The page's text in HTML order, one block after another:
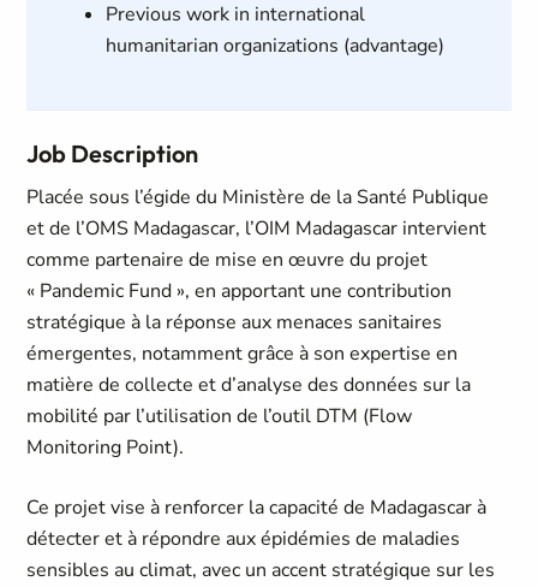
Previous work in international
humanitarian organizations (advantage)
Job Description
Placée sous l’égide du Ministère de la Santé Publique
et de l’OMS Madagascar, l’OIM Madagascar intervient
comme partenaire de mise en œuvre du projet
« Pandemic Fund », en apportant une contribution
stratégique à la réponse aux menaces sanitaires
émergentes, notamment grâce à son expertise en
matière de collecte et d’analyse des données sur la
mobilité par l’utilisation de l’outil DTM (Flow
Monitoring Point).
Ce projet vise à renforcer la capacité de Madagascar à
détecter et à répondre aux épidémies de maladies
sensibles au climat, avec un accent stratégique sur les